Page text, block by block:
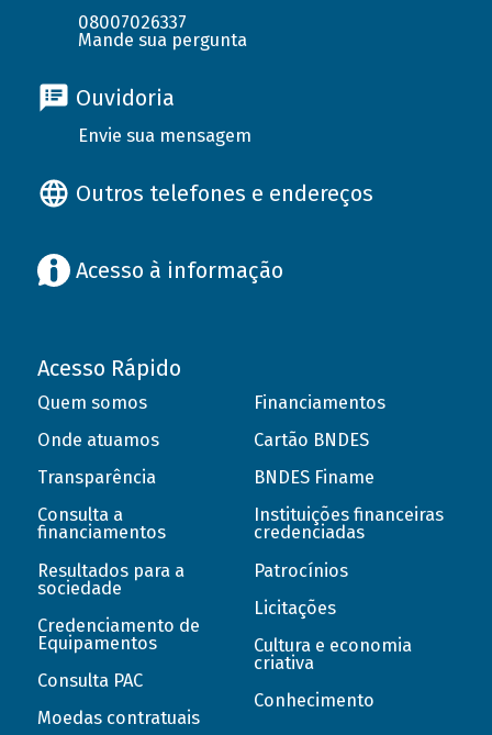
08007026337
Mande sua pergunta
Ouvidoria
Envie sua mensagem
Outros telefones e endereços
Acesso à informação
Acesso Rápido
Quem somos
Onde atuamos
Transparência
Consulta a
financiamentos
Resultados para a
sociedade
Credenciamento de
Equipamentos
Consulta PAC
Moedas contratuais
Financiamentos
Cartão BNDES
BNDES Finame
Instituições financeiras
credenciadas
Patrocínios
Licitações
Cultura e economia
criativa
Conhecimento